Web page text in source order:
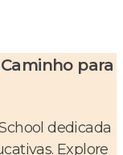
para
dedicada
Explore